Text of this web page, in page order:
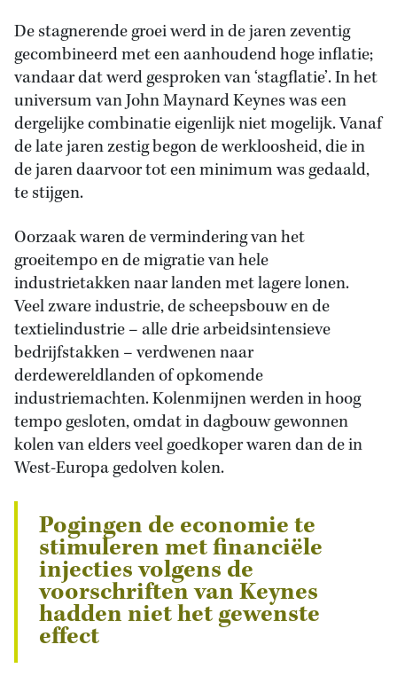
De stagnerende groei werd in de jaren zeventig
gecombineerd met een aanhoudend hoge inflatie;
vandaar dat werd gesproken van ‘stagflatie’. In het
universum van John Maynard Keynes was een
dergelijke combinatie eigenlijk niet mogelijk. Vanaf
de late jaren zestig begon de werkloosheid, die in
de jaren daarvoor tot een minimum was gedaald,
te stijgen.
Oorzaak waren de vermindering van het
groeitempo en de migratie van hele
industrietakken naar landen met lagere lonen.
Veel zware industrie, de scheepsbouw en de
textielindustrie – alle drie arbeidsintensieve
bedrijfstakken – verdwenen naar
derdewereldlanden of opkomende
industriemachten. Kolenmijnen werden in hoog
tempo gesloten, omdat in dagbouw gewonnen
kolen van elders veel goedkoper waren dan de in
West-Europa gedolven kolen.
Pogingen de economie te
stimuleren met financiële
injecties volgens de
voorschriften van Keynes
hadden niet het gewenste
effect